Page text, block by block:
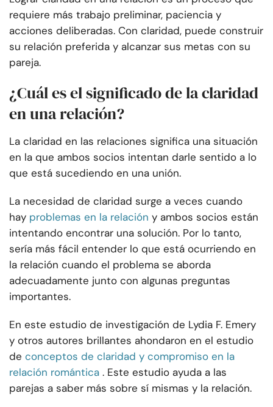
requiere más trabajo preliminar, paciencia y
acciones deliberadas. Con claridad, puede construir
su relación preferida y alcanzar sus metas con su
pareja.
¿Cuál es el significado de la claridad
en una relación?
La claridad en las relaciones significa una situación
en la que ambos socios intentan darle sentido a lo
que está sucediendo en una unión.
La necesidad de claridad surge a veces cuando
hay problemas en la relación y ambos socios están
intentando encontrar una solución. Por lo tanto,
sería más fácil entender lo que está ocurriendo en
la relación cuando el problema se aborda
adecuadamente junto con algunas preguntas
importantes.
En este estudio de investigación de Lydia F. Emery
y otros autores brillantes ahondaron en el estudio
de conceptos de claridad y compromiso en la
relación romántica . Este estudio ayuda a las
parejas a saber más sobre sí mismas y la relación.